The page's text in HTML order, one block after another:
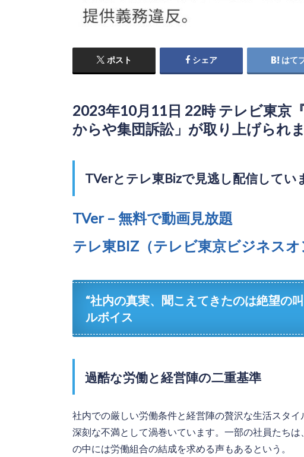
ポスト シェア はて
2023年10月11日 22時 テレビ東京
からや集団訴訟」が取り上げられま
TVerとテレ東Bizで見逃し配信してい
TVer – 無料で動画見放題
テレ東BIZ（テレビ東京ビジネスオ
“社内の真実、聞こえてきたのは絶望の
ルボイス
過酷な労働と経営陣の二重基準
社内での厳しい労働条件と経営陣の贅沢な生活スタ
深刻な不満として渦巻いています。一部の社員たち
の中には労働組合の結成を求める声もあるという。